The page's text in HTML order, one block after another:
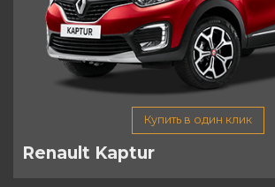
Купить в один клик
Renault Kaptur